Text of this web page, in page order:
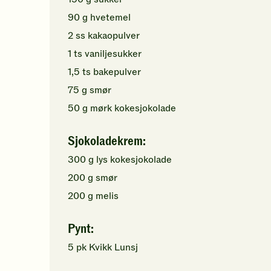
90g hvetemel
2ss kakaopulver
1 ts vaniljesukker
1,5 ts bakepulver
75 g smør
50g mørk kokesjokolade
Sjokoladekrem:
300g lys kokesjokolade
200g smør
200g melis
Pynt:
5 pk Kvikk Lunsj